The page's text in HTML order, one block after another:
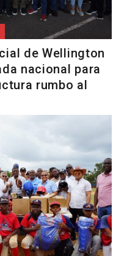
de Wellington
nacional para
rumbo al